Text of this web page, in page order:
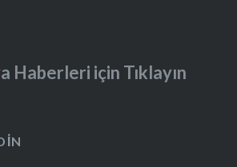
Haberleri için Tıklayın